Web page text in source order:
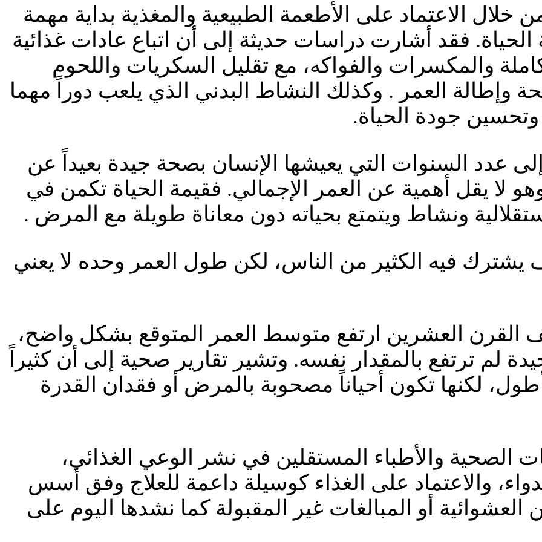
الاعتماد على الأطعمة الطبيعية والمغذية بداية مهمة
فقد أشارت دراسات حديثة إلى أن اتباع عادات غذائية
والمكسرات والفواكه، مع تقليل السكريات واللحوم
وإطالة العمر . وكذلك النشاط البدني الذي يلعب دوراً مهما
جودة الحياة.
عدد السنوات التي يعيشها الإنسان بصحة جيدة بعيداً عن
لا يقل أهمية عن العمر الإجمالي. فقيمة الحياة تكمن في
ونشاط ويتمتع بحياته دون معاناة طويلة مع المرض .
فيه الكثير من الناس، لكن طول العمر وحده لا يعني
القرن العشرين ارتفع متوسط العمر المتوقع بشكل واضح،
لم ترتفع بالمقدار نفسه. وتشير تقارير صحية إلى أن كثيراً
لكنها تكون أحياناً مصحوبة بالمرض أو فقدان القدرة
الصحية والأطباء المستقلين في نشر الوعي الغذائي،
والاعتماد على الغذاء كوسيلة داعمة للعلاج وفق أسس
أو المبالغات غير المقبولة كما نشدها اليوم على